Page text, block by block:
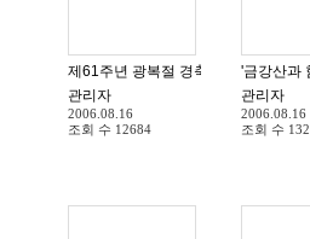
제61주년 광복절 경축식 및 남북 수
관리자
2006.08.16
조회 수 12684
'금강산과
관리자
2006.08.16
조회 수